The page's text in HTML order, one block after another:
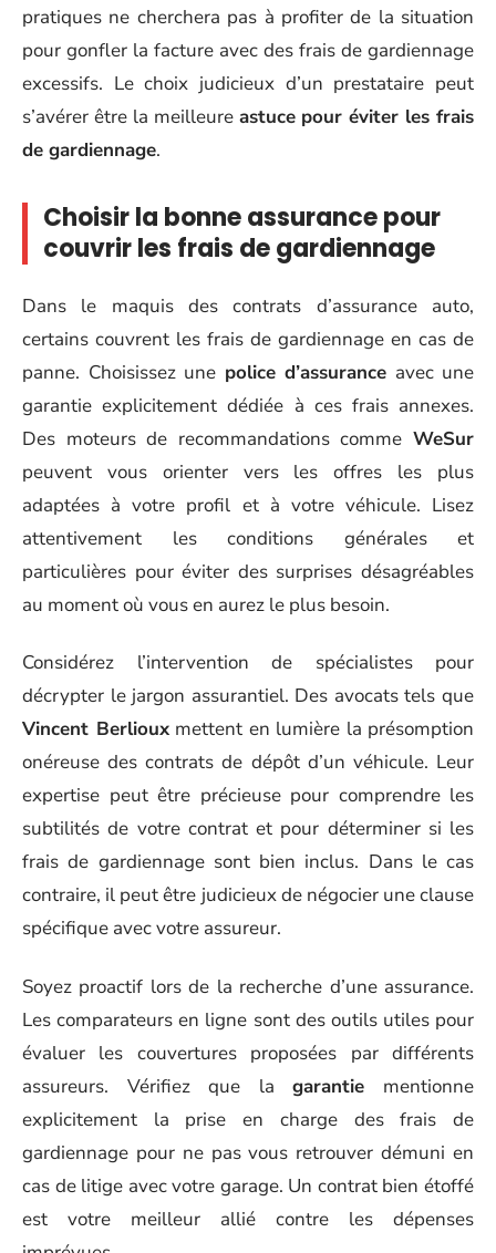
pratiques ne cherchera pas à profiter de la situation
pour gonfler la facture avec des frais de gardiennage
excessifs. Le choix judicieux d’un prestataire peut
s’avérer être la meilleure astuce pour éviter les frais
de gardiennage.
Choisir la bonne assurance pour
couvrir les frais de gardiennage
Dans le maquis des contrats d’assurance auto,
certains couvrent les frais de gardiennage en cas de
panne. Choisissez une police d’assurance avec une
garantie explicitement dédiée à ces frais annexes.
Des moteurs de recommandations comme WeSur
peuvent vous orienter vers les offres les plus
adaptées à votre profil et à votre véhicule. Lisez
attentivement les conditions générales et
particulières pour éviter des surprises désagréables
au moment où vous en aurez le plus besoin.
Considérez l’intervention de spécialistes pour
décrypter le jargon assurantiel. Des avocats tels que
Vincent Berliouxmettent en lumière la présomption
onéreuse des contrats de dépôt d’un véhicule. Leur
expertise peut être précieuse pour comprendre les
subtilités de votre contrat et pour déterminer si les
frais de gardiennage sont bien inclus. Dans le cas
contraire, il peut être judicieux de négocier une clause
spécifique avec votre assureur.
Soyez proactif lors de la recherche d’une assurance.
Les comparateurs en ligne sont des outils utiles pour
évaluer les couvertures proposées par différents
assureurs. Vérifiez que lagarantie mentionne
explicitement la prise en charge des frais de
gardiennage pour ne pas vous retrouver démuni en
cas de litige avec votre garage. Un contrat bien étoffé
est votre meilleur allié contre les dépenses